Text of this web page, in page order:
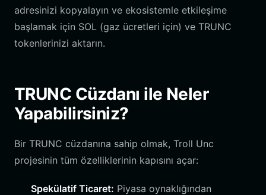
adresinizi kopyalayın ve ekosistemle etkileşime
başlamak için SOL (gaz ücretleri için) ve TRUNC
tokenlerinizi aktarın.
TRUNC Cüzdanı ile Neler
Yapabilirsiniz?
Bir TRUNC cüzdanına sahip olmak, Troll Unc
projesinin tüm özelliklerinin kapısını açar:
Spekülatif Ticaret: Piyasa oynaklığından